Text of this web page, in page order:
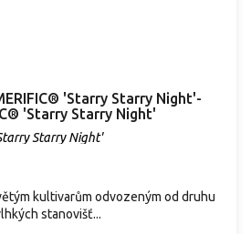
'Starry Starry Night'-
'Starry Starry Night'
Starry Night'
kultivarům odvozeným od druhu
stanovišť...